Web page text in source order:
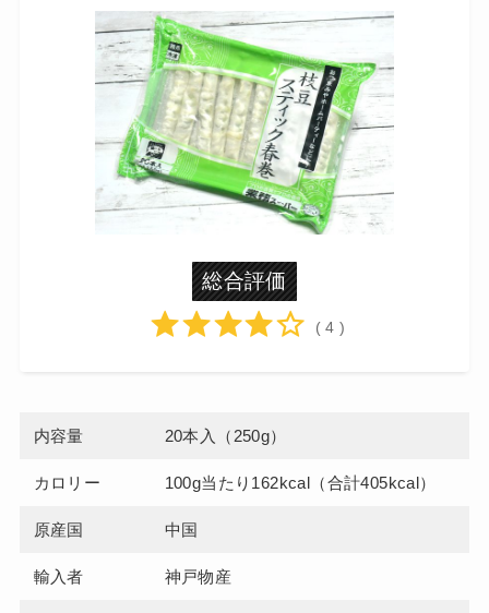
総合評価
( 4 )
内容量 20本入（250g）
カロリー 100g当たり162kcal（合計405kcal）
原産国 中国
輸入者 神戸物産